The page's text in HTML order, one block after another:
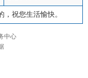
祝您生活愉快。
中心